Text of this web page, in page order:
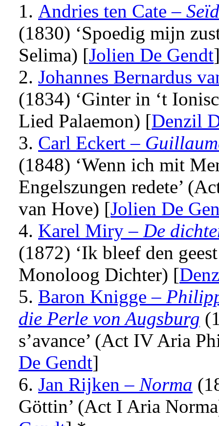
1. Andries ten Cate –
(1830) ‘Spoedig mijn
Selima) [Jolien De Gendt
2. Johannes Bernardus
(1834) ‘Ginter in ‘t
Lied Palaemon) [Denzil
3. Carl Eckert –
(1848) ‘Wenn ich mit
Engelszungen redete’
van Hove) [Jolien De
4. Karel Miry – De
(1872) ‘Ik bleef den
Monoloog Dichter) [
5. Baron Knigge –
die Perle von Augsburg
s’avance’ (Act IV Aria
De Gendt]
6. Jan Rijken – Norma
Göttin’ (Act I Aria